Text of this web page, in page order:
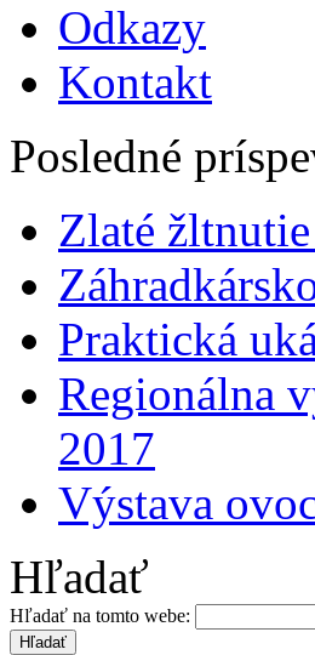
Odkazy
Kontakt
Posledné
Zlaté
Praktická
Regionálna
2017
Výstava
Hľadať
Hľadať na tomto webe: